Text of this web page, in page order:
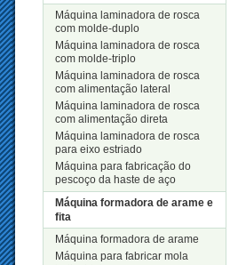
Máquina laminadora de rosca
com molde-duplo
Máquina laminadora de rosca
com molde-triplo
Máquina laminadora de rosca
com alimentação lateral
Máquina laminadora de rosca
com alimentação direta
Máquina laminadora de rosca
para eixo estriado
Máquina para fabricação do
pescoço da haste de aço
Máquina formadora de arame e
fita
Máquina formadora de arame
Máquina para fabricar mola